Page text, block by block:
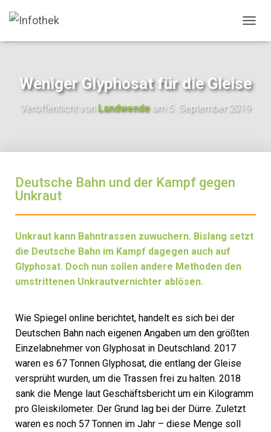
A
A
I
L
E
Weniger Glyphosat für die Gleise
Veröffentlicht von Landwendeam 5. September 2019
Deutsche Bahn und der Kampf gegen
Unkraut
Unkraut kann Bahntrassen zuwuchern. Bislang setzt
die Deutsche Bahn im Kampf dagegen auch auf
Glyphosat. Doch nun sollen andere Methoden den
umstrittenen Unkrautvernichter ablösen.
Wie Spiegel online berichtet, handelt es sich bei der
Deutschen Bahn nach eigenen Angaben um den größten
Einzelabnehmer von Glyphosat in Deutschland. 2017
waren es 67 Tonnen Glyphosat, die entlang der Gleise
versprüht wurden, um die Trassen frei zu halten. 2018
sank die Menge laut Geschäftsbericht um ein Kilogramm
pro Gleiskilometer. Der Grund lag bei der Dürre. Zuletzt
waren es noch 57 Tonnen im Jahr – diese Menge soll